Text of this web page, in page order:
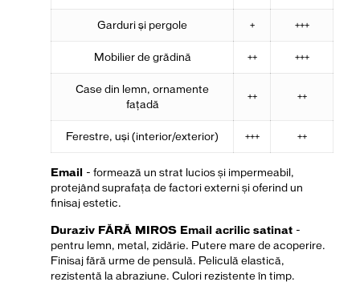
Garduri şi pergole + +++
Mobilier de grădină ++ +++
Case din lemn, ornamente
faţadă
++ ++
Ferestre, uşi (interior/exterior) +++ ++
Email - formează un strat lucios și impermeabil,
protejând suprafața de factori externi și oferind un
finisaj estetic.
Duraziv FĂRĂ MIROS Email acrilic satinat -
pentru lemn, metal, zidărie. Putere mare de acoperire.
Finisaj fără urme de pensulă. Peliculă elastică,
rezistentă la abraziune. Culori rezistente în timp.